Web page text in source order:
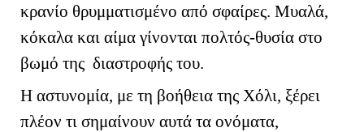
κρανίο θρυμματισμένο από σφαίρες. Μυαλά,
κόκαλα και αίμα γίνονται πολτός-θυσία στο
βωμό της διαστροφής του.
Η αστυνομία, με τη βοήθεια της Χόλι, ξέρει
πλέον τι σημαίνουν αυτά τα ονόματα,